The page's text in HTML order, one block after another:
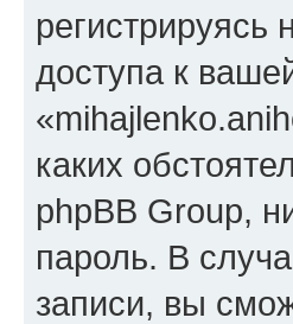
регистрируясь
доступа к
каких
phpBB Group,
пароль. В
записи, вы